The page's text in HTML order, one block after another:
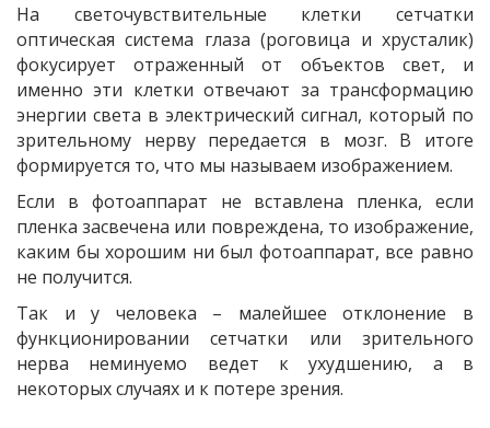
На светочувствительные клетки сетчатки
оптическая система глаза (роговица и хрусталик)
фокусирует отраженный от объектов свет, и
именно эти клетки отвечают за трансформацию
энергии света в электрический сигнал, который по
зрительному нерву передается в мозг. В итоге
формируется то, что мы называем изображением.
Если в фотоаппарат не вставлена пленка, если
пленка засвечена или повреждена, то изображение,
каким бы хорошим ни был фотоаппарат, все равно
не получится.
Так и у человека – малейшее отклонение в
функционировании сетчатки или зрительного
нерва неминуемо ведет к ухудшению, а в
некоторых случаях и к потере зрения.